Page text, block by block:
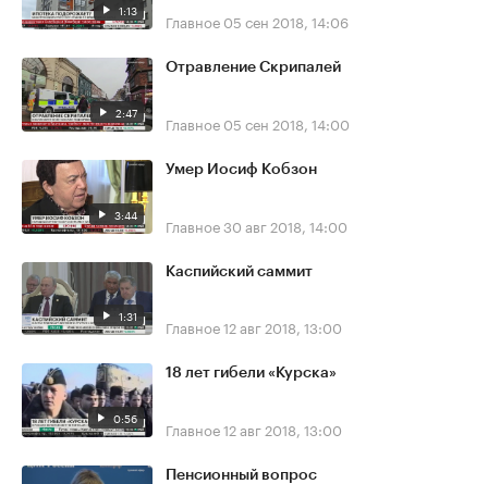
1:13 Главное 05 сен 2018, 14:06
2:47
Отравление Скрипалей
Главное 05 сен 2018, 14:00
3:44
Умер Иосиф Кобзон
Главное30 авг 2018, 14:00
1:31
Каспийский саммит
Главное12 авг 2018, 13:00
0:56
18 лет гибели «Курска»
Главное12 авг 2018, 13:00
Пенсионный вопрос